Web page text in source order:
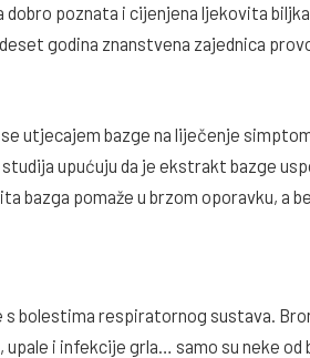
dobro poznata i cijenjena ljekovita
godina znanstvena zajednica
utjecajem bazge na liječenje
upućuju da je ekstrakt bazge
bazga pomaže u brzom oporavku, a
s bolestima respiratornog sustava.
i infekcije grla… samo su neke